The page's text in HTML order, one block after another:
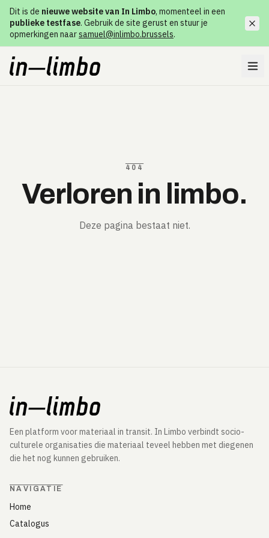
Dit is de nieuwe website van In Limbo, momenteel in een
publieke testfase. Gebruik de site gerust en stuur je
opmerkingen naarsamuel@inlimbo.brussels.
404
Verloren in limbo.
Deze pagina bestaat niet.
Een platform voor materiaal in transit. In Limbo verbindt socio-
culturele organisaties die materiaal teveel hebben met diegenen
die het nog kunnen gebruiken.
NAVIGATIE
Home
Catalogus